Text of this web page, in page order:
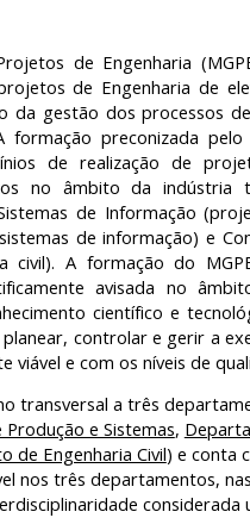
de Engenharia
de Engenharia de
da gestão dos processos
formação preconizada
de realização de
no âmbito da indústria
de Informação
de informação) e
civil). A formação do
avisada no
científico e
controlar e gerir a
viável e com os níveis de
transversal a três
e Sistemas,
de Engenharia Civil) e conta
nos três departamentos,
considerada